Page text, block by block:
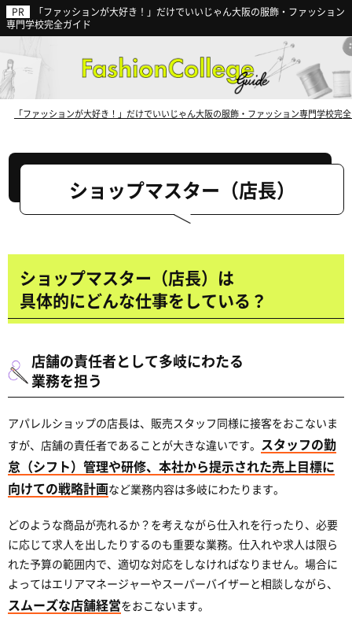
「ファッションが大好き！」だけでいいじゃん大阪の服飾・ファッション
専門学校完全ガイド
ファッション業界の動向から見る
「ファッションが大好き！」だけでいいじゃん大阪の服飾・ファッション専門学校完
ショップマスター（店長）
ショップマスター（店長）は
具体的にどんな仕事をしている？
店舗の責任者として多岐にわたる
業務を担う
アパレルショップの店長は、販売スタッフ同様に接客をおこないま
すが、店舗の責任者であることが大きな違いです。 スタッフの勤
怠（シフト）管理や研修、本社から提示された売上目標に
向けての戦略計画など業務内容は多岐にわたります。
どのような商品が売れるか？を考えながら仕入れを行ったり、必要
に応じて求人を出したりするのも重要な業務。仕入れや求人は限ら
れた予算の範囲内で、適切な対応をしなければなりません。場合に
よってはエリアマネージャーやスーパーバイザーと相談しながら、
スムーズな店舗経営をおこないます。